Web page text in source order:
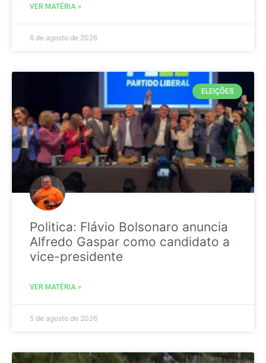
VER MATÉRIA »
6 de agosto de 2026
ELEIÇÕES
Politica: Flávio Bolsonaro anuncia
Alfredo Gaspar como candidato a
vice-presidente
VER MATÉRIA »
5 de agosto de 2026